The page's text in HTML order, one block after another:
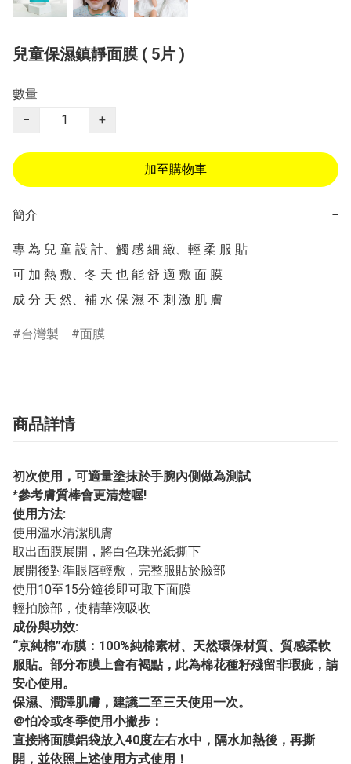
兒童保濕鎮靜面膜 ( 5片 )
數量
−
+
加至購物車
簡介 −
專 為 兒 童 設 計、觸 感 細 緻、輕 柔 服 貼
可 加 熱 敷、冬 天 也 能 舒 適 敷 面 膜
成 分 天 然、補 水 保 濕 不 刺 激 肌 膚
台灣製 面膜
商品詳情
初次使用，可適量塗抹於手腕內側做為測試
*參考膚質棒會更清楚喔!
使用方法:
使用溫水清潔肌膚
取出面膜展開，將白色珠光紙撕下
展開後對準眼唇輕敷，完整服貼於臉部
使用10至15分鐘後即可取下面膜
輕拍臉部，使精華液吸收
成份與功效:
“京純棉”布膜：100%純棉素材、天然環保材質、質感柔軟
服貼。部分布膜上會有褐點，此為棉花種籽殘留非瑕疵，請
安心使用。
保濕、潤澤肌膚，建議二至三天使用一次。
＠怕冷或冬季使用小撇步：
直接將面膜鋁袋放入40度左右水中，隔水加熱後，再撕
開，並依照上述使用方式使用！